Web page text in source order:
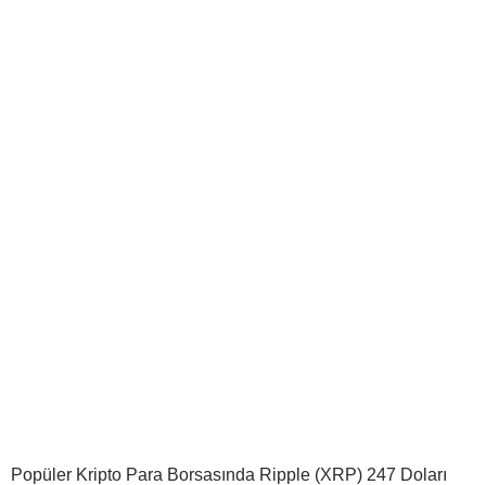
Popüler Kripto Para Borsasında Ripple (XRP) 247 Doları